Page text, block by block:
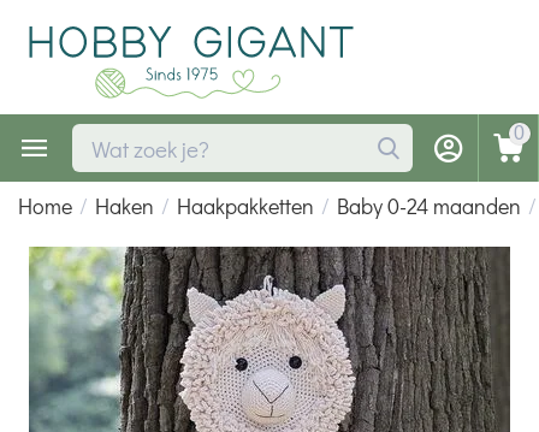
0
Home / Haken / Haakpakketten / Baby 0-24 maanden /